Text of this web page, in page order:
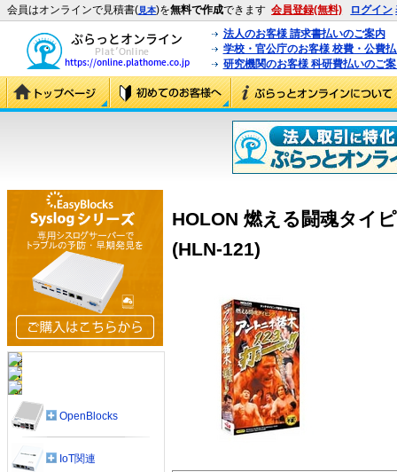
会員はオンラインで見積書(見本)を無料で作成できます 会員登録(無料) ログイン
法人のお客様 請求書払いのご案内
学校・官公庁のお客様 校費・公費
研究機関のお客様 科研費払いのご
HOLON 燃える闘魂タイ
(HLN-121)
OpenBlocks
IoT関連